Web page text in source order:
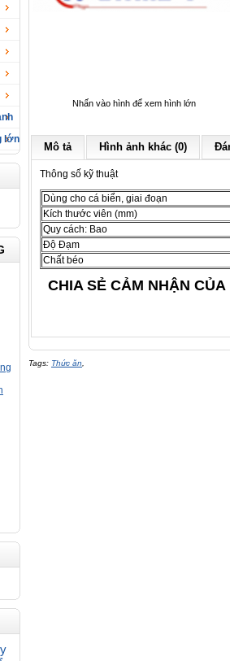
lớn
Nhấn vào hình để xem hình lớn
Mô tả Hình ảnh khác (0)
Thông số kỹ thuật
Dùng cho cá biển, giai đoạn
Kích thước viên (mm)
Quy cách: Bao
Độ Đạm
Chất béo
CHIA SẺ CẢM NHẬN
Tags: Thức ăn